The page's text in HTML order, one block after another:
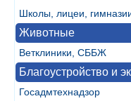
Школы, лицеи,
Животные
Ветклиники, СББЖ
Благоустройство и
Госадмтехнадзор